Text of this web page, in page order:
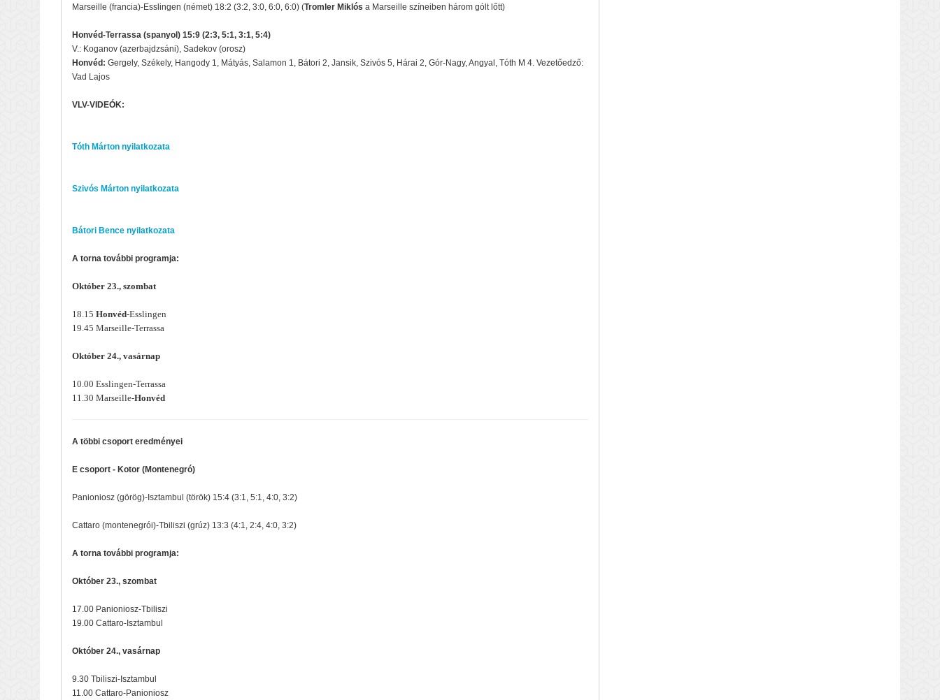
Marseille (francia)-Esslingen (német) 18:2 (3:2, 3:0, 6:0, 6:0) (Tromler Miklós a Marseille színeiben három gólt lőtt)
Honvéd-Terrassa (spanyol) 15:9 (2:3, 5:1, 3:1, 5:4)
V.: Koganov (azerbajdzsáni), Sadekov (orosz)
Honvéd: Gergely, Székely, Hangody 1, Mátyás, Salamon 1, Bátori 2, Jansik, Szivós 5, Hárai 2, Gór-Nagy, Angyal, Tóth M 4. Vezetőedző:
Vad Lajos
VLV-VIDEÓK:
Tóth Márton nyilatkozata
Szivós Márton nyilatkozata
Bátori Bence nyilatkozata
A torna további programja:
Október 23., szombat
18.15 Honvéd-Esslingen
19.45 Marseille-Terrassa
Október 24., vasárnap
10.00 Esslingen-Terrassa
11.30 Marseille-Honvéd
A többi csoport eredményei
E csoport - Kotor (Montenegró)
Panioniosz (görög)-Isztambul (török) 15:4 (3:1, 5:1, 4:0, 3:2)
Cattaro (montenegrói)-Tbiliszi (grúz) 13:3 (4:1, 2:4, 4:0, 3:2)
A torna további programja:
Október 23., szombat
17.00 Panioniosz-Tbiliszi
19.00 Cattaro-Isztambul
Október 24., vasárnap
9.30 Tbiliszi-Isztambul
11.00 Cattaro-Panioniosz